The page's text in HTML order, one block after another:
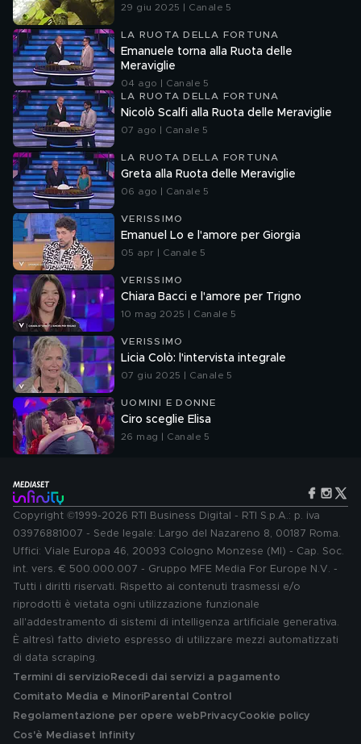
29 giu 2025 | Canale 5
LA RUOTA DELLA FORTUNA
Emanuele torna alla Ruota delle
Meraviglie
04 ago | Canale 5
LA RUOTA DELLA FORTUNA
Nicolò Scalfi alla Ruota delle Meraviglie
07 ago | Canale 5
LA RUOTA DELLA FORTUNA
Greta alla Ruota delle Meraviglie
06 ago | Canale 5
VERISSIMO
Emanuel Lo e l'amore per Giorgia
05 apr | Canale 5
VERISSIMO
Chiara Bacci e l'amore per Trigno
10 mag 2025 | Canale 5
VERISSIMO
Licia Colò: l'intervista integrale
07 giu 2025 | Canale 5
UOMINI E DONNE
Ciro sceglie Elisa
26 mag | Canale 5
Copyright ©1999-2026 RTI Business Digital - RTI S.p.A.: p. iva
03976881007 - Sede legale: Largo del Nazareno 8, 00187 Roma.
Uffici: Viale Europa 46, 20093 Cologno Monzese (MI) - Cap. Soc.
int. vers. € 500.000.007 - Gruppo MFE Media For Europe N.V. -
Tutti i diritti riservati. Rispetto ai contenuti trasmessi e/o
riprodotti è vietata ogni utilizzazione funzionale
all'addestramento di sistemi di intelligenza artificiale generativa.
È altresì fatto divieto espresso di utilizzare mezzi automatizzati
di data scraping.
Termini di servizio Recedi dai servizi a pagamento
Comitato Media e MinoriParental Control
Regolamentazione per opere web PrivacyCookie policy
Cos'è Mediaset Infinity